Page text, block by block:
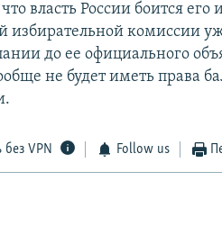
власть России боится его
комиссии
до ее официального
не будет иметь права
без VPN Follow us